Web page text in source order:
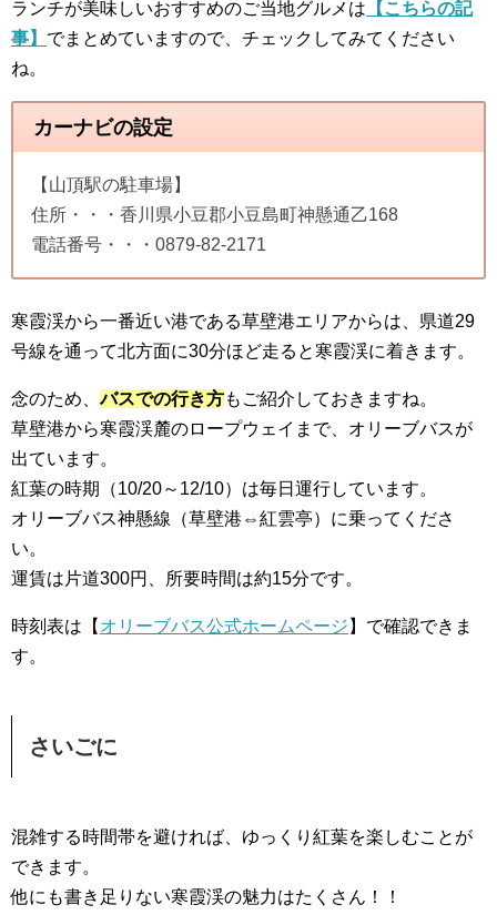
ランチが美味しいおすすめのご当地グルメは 【こちらの記
事】 でまとめていますので、チェックしてみてください
ね。
カーナビの設定
【山頂駅の駐車場】
住所・・・香川県小豆郡小豆島町神懸通乙168
電話番号・・・0879-82-2171
寒霞渓から一番近い港である草壁港エリアからは、県道29
号線を通って北方面に30分ほど走ると寒霞渓に着きます。
念のため、バスでの行き方もご紹介しておきますね。
草壁港から寒霞渓麓のロープウェイまで、オリーブバスが
出ています。
紅葉の時期（10/20～12/10）は毎日運行しています。
オリーブバス神懸線（草壁港⇔紅雲亭）に乗ってくださ
い。
運賃は片道300円、所要時間は約15分です。
時刻表は【 オリーブバス公式ホームページ 】で確認できま
す。
さいごに
混雑する時間帯を避ければ、ゆっくり紅葉を楽しむことが
できます。
他にも書き足りない寒霞渓の魅力はたくさん！！